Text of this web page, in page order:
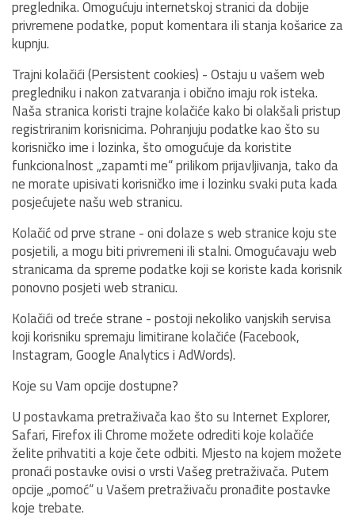
preglednika. Omogućuju internetskoj stranici da dobije
privremene podatke, poput komentara ili stanja košarice za
kupnju.
Trajni kolačići (Persistent cookies) - Ostaju u vašem web
pregledniku i nakon zatvaranja i obično imaju rok isteka.
Naša stranica koristi trajne kolačiće kako bi olakšali pristup
registriranim korisnicima. Pohranjuju podatke kao što su
korisničko ime i lozinka, što omogućuje da koristite
funkcionalnost „zapamti me“ prilikom prijavljivanja, tako da
ne morate upisivati korisničko ime i lozinku svaki puta kada
posjećujete našu web stranicu.
Kolačić od prve strane - oni dolaze s web stranice koju ste
posjetili, a mogu biti privremeni ili stalni. Omogućavaju web
stranicama da spreme podatke koji se koriste kada korisnik
ponovno posjeti web stranicu.
Kolačići od treće strane - postoji nekoliko vanjskih servisa
koji korisniku spremaju limitirane kolačiće (Facebook,
Instagram, Google Analytics i AdWords).
Koje su Vam opcije dostupne?
U postavkama pretraživača kao što su Internet Explorer,
Safari, Firefox ili Chrome možete odrediti koje kolačiće
želite prihvatiti a koje čete odbiti. Mjesto na kojem možete
pronaći postavke ovisi o vrsti Vašeg pretraživača. Putem
opcije „pomoć“ u Vašem pretraživaču pronađite postavke
koje trebate.